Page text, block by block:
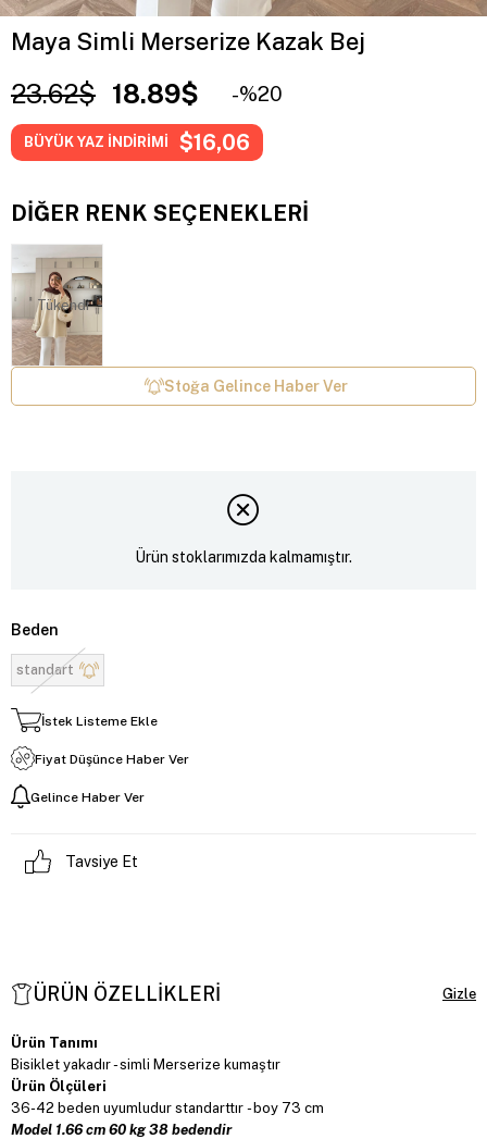
Maya Simli Merserize Kazak Bej
23.62$ 18.89$ 20
BÜYÜK YAZ İNDİRİMİ $16,06
DIĞER RENK SEÇENEKLERI
Tükendi
Stoğa Gelince Haber Ver
Ürün stoklarımızda kalmamıştır.
Beden
standart
İstek Listeme Ekle
Fiyat Düşünce Haber Ver
Gelince Haber Ver
Tavsiye Et
ÜRÜN ÖZELLIKLERI
Ürün Tanımı
Bisiklet yakadır - simli Merserize kumaştır
Ürün Ölçüleri
36-42 beden uyumludur standarttır - boy 73 cm
Model 1.66 cm 60 kg 38 bedendir